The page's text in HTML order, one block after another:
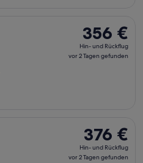
356 €
Hin-
und
356 €
Hin- und Rückflug
vor 2 Tagen gefunden
376 €
Hin-
und
376 €
Hin- und Rückflug
vor 2 Tagen gefunden